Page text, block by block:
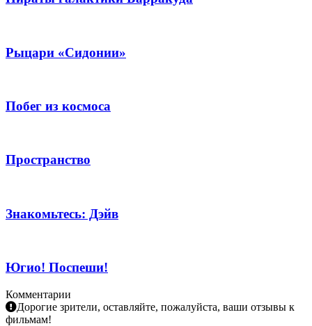
Рыцари «Сидонии»
Побег из космоса
Пространство
Знакомьтесь: Дэйв
Югио! Поспеши!
Комментарии
Дорогие зрители, оставляйте, пожалуйста, ваши отзывы к
фильмам!